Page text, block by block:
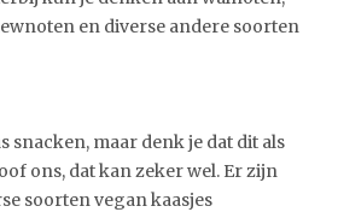
en diverse andere soorten
snacken, maar denk je dat dit als
ons, dat kan zeker wel. Er zijn
soorten vegan kaasjes